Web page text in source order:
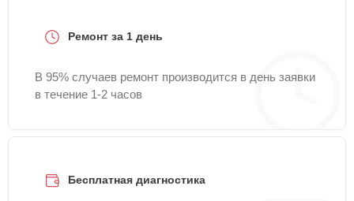
Ремонт за 1 день
В 95% случаев ремонт производится в день заявки
в течение 1-2 часов
Бесплатная диагностика